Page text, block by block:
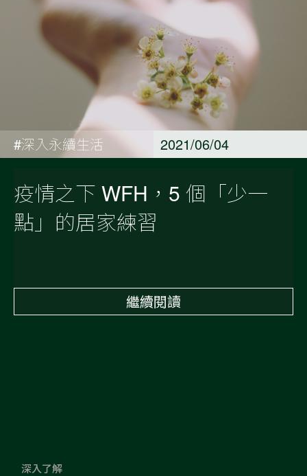
#深入永續生活 2021/06/04
疫情之下 WFH，5 個「少一
點」的居家練習
繼續閱讀
深入了解